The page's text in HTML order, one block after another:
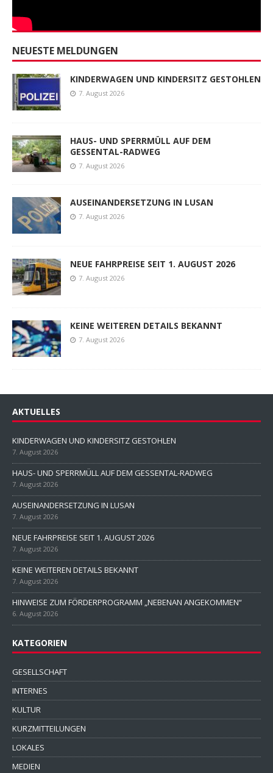
NEUESTE MELDUNGEN
KINDERWAGEN UND KINDERSITZ GESTOHLEN
7. August 2026
HAUS- UND SPERRMÜLL AUF DEM
GESSENTAL-RADWEG
7. August 2026
AUSEINANDERSETZUNG IN LUSAN
7. August 2026
NEUE FAHRPREISE SEIT 1. AUGUST 2026
7. August 2026
KEINE WEITEREN DETAILS BEKANNT
7. August 2026
AKTUELLES
KINDERWAGEN UND KINDERSITZ GESTOHLEN
7. August 2026
HAUS- UND SPERRMÜLL AUF DEM GESSENTAL-RADWEG
7. August 2026
AUSEINANDERSETZUNG IN LUSAN
7. August 2026
NEUE FAHRPREISE SEIT 1. AUGUST 2026
7. August 2026
KEINE WEITEREN DETAILS BEKANNT
7. August 2026
HINWEISE ZUM FÖRDERPROGRAMM „NEBENAN ANGEKOMMEN“
6. August 2026
KATEGORIEN
GESELLSCHAFT
INTERNES
KULTUR
KURZMITTEILUNGEN
LOKALES
MEDIEN